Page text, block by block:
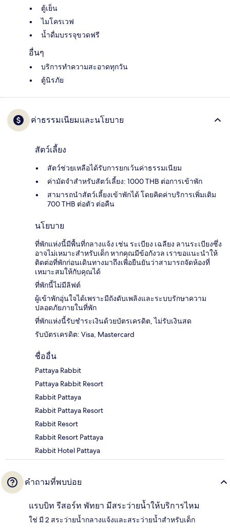
ตู้เย็น
ไมโครเวฟ
น้ำดื่มบรรจุขวดฟรี
อื่นๆ
บริการทำความสะอาดทุกวัน
ตู้นิรภัย
ค่าธรรมเนียมและนโยบาย
สัตว์เลี้ยง
สัตว์ช่วยเหลือได้รับการยกเว้นค่าธรรมเนียม
ค่ามัดจำสำหรับสัตว์เลี้ยง: 1000 THB ต่อการเข้าพัก
สามารถนำสัตว์เลี้ยงเข้าพักได้ โดยคิดค่าบริการเพิ่มเติม
700 THB ต่อตัว ต่อคืน
นโยบาย
ที่พักแห่งนี้มีพื้นที่กลางแจ้ง เช่น ระเบียง เฉลียง ลานระเบียงซึ่ง
อาจไม่เหมาะสำหรับเด็ก หากคุณมีข้อกังวล เราขอแนะนำให้
ติดต่อที่พักก่อนเดินทางมาถึงเพื่อยืนยันว่าสามารถจัดห้องที่
เหมาะสมให้กับคุณได้
ที่พักนี้ไม่มีลิฟต์
ผู้เข้าพักอุ่นใจได้เพราะมีถังดับเพลิงและระบบรักษาความ
ปลอดภัยภายในที่พัก
ที่พักแห่งนี้รับชำระเงินด้วยบัตรเครดิต, ไม่รับเงินสด
รับบัตรเครดิต: Visa, Mastercard
ชื่ออื่น
Pattaya Rabbit
Pattaya Rabbit Resort
Rabbit Pattaya
Rabbit Pattaya Resort
Rabbit Resort
Rabbit Resort Pattaya
Rabbit Hotel Pattaya
คำถามที่พบบ่อย
แรบบิท รีสอร์ท พัทยา มีสระว่ายน้ำให้บริการไหม
ใช่ มี 2 สระว่ายน้ำกลางแจ้งและสระว่ายน้ำสำหรับเด็ก